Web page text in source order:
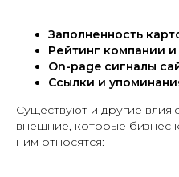
Заполненность
Рейтинг компании
On-page сигналы
Ссылки и
Существуют и другие
внешние, которые бизнес
ним относятся: